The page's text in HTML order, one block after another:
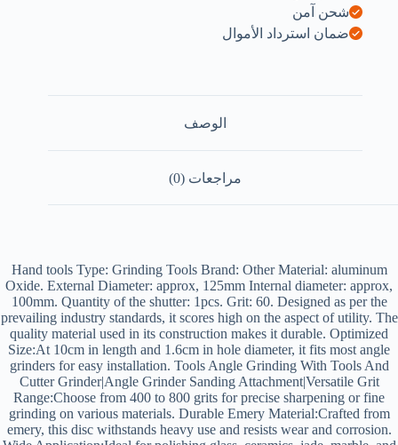
شحن آمن
ضمان استرداد الأموال
الوصف
مراجعات (0)
Hand tools Type: Grinding Tools Brand: Other Material: aluminum
Oxide. External Diameter: approx, 125mm Internal diameter: approx,
100mm. Quantity of the shutter: 1pcs. Grit: 60. Designed as per the
prevailing industry standards, it scores high on the aspect of utility. The
quality material used in its construction makes it durable. Optimized
Size:At 10cm in length and 1.6cm in hole diameter, it fits most angle
grinders for easy installation. Tools Angle Grinding With Tools And
Cutter Grinder|Angle Grinder Sanding Attachment|Versatile Grit
Range:Choose from 400 to 800 grits for precise sharpening or fine
grinding on various materials. Durable Emery Material:Crafted from
emery, this disc withstands heavy use and resists wear and corrosion.